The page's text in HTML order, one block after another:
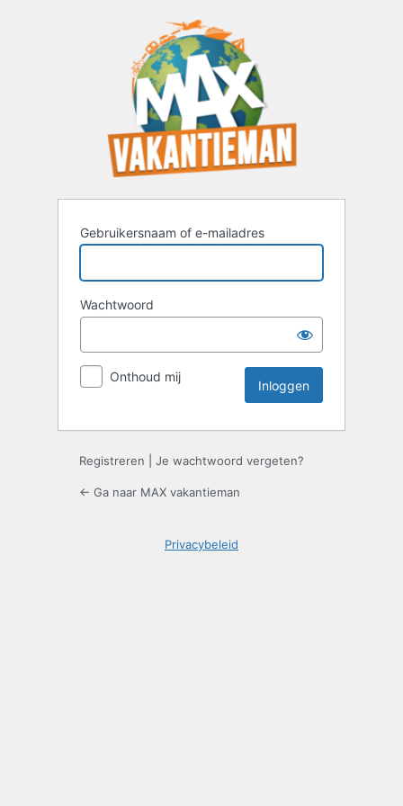
Gebruikersnaam of e-mailadres
Wachtwoord
Onthoud mij
Registreren Je wachtwoord vergeten?
← Ga naar MAX vakantieman
Privacybeleid